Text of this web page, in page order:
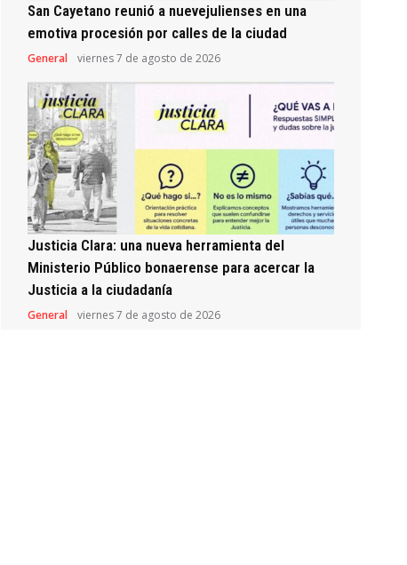
San Cayetano reunió a nuevejulienses en una
emotiva procesión por calles de la ciudad
General viernes 7 de agosto de 2026
Justicia Clara: una nueva herramienta del
Ministerio Público bonaerense para acercar la
Justicia a la ciudadanía
General viernes 7 de agosto de 2026